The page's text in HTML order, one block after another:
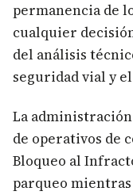
permanencia de
cualquier
del análisis
seguridad vial y
La
de operativos de
Bloqueo al
parqueo